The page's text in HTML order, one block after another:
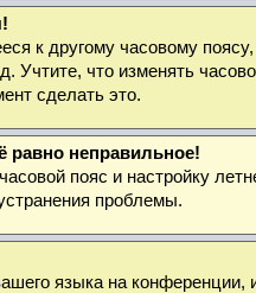
к другому часовому
Учтите, что изменять
сделать это.
равно неправильное!
пояс и настройку
проблемы.
языка на